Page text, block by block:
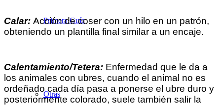
Primera Guía
Otras
Calar: Acción de coser con un hilo en un patrón,
obteniendo un plantilla final similar a un encaje.
Calentamiento/Tetera: Enfermedad que le da a
los animales con ubres, cuando el animal no es
ordeñado cada día pasa a ponerse el ubre duro y
posteriormente colorado, suele también salir la